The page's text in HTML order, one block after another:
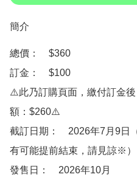
簡介
總價：　$360
訂金：　$100
⚠️此乃訂購頁面，繳付訂金
額：$260⚠️
截訂日期：　2026年7月9日
有可能提前結束，請見諒※）
發售日：　2026年10月